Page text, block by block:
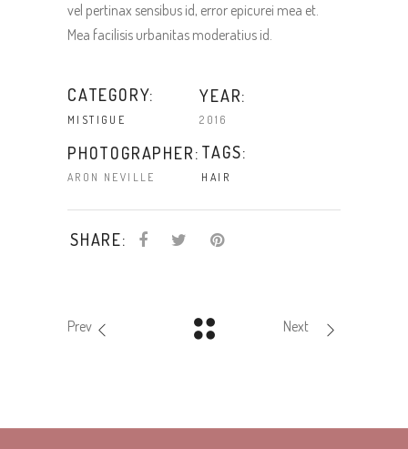
vel pertinax sensibus id, error epicurei mea et.
Mea facilisis urbanitas moderatius id.
CATEGORY:
MISTIGUE
YEAR:
2016
PHOTOGRAPHER:
ARON NEVILLE
TAGS:
HAIR
SHARE:
Prev Next